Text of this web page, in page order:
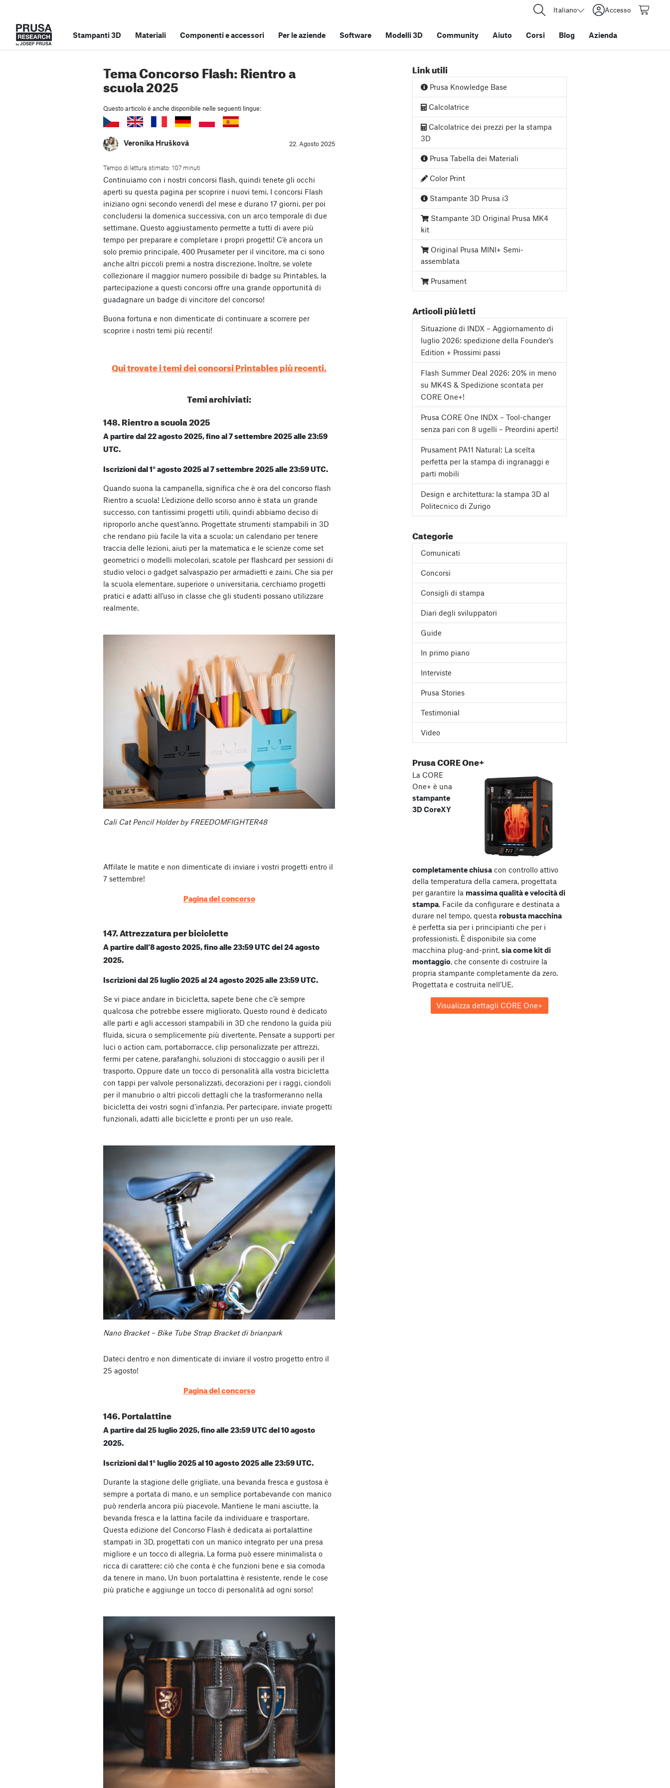
Italiano Accesso
Stampanti 3D Materiali Componenti e accessori Per le aziende Software Modelli 3D Community Aiuto Corsi Blog Azienda
Tema Concorso Flash: Rientro a
scuola 2025
Questo articolo è anche disponibile nelle seguenti lingue:
Veronika Hrušková 22. Agosto 2025
Tempo di lettura stimato: 107 minuti
Continuiamo con i nostri concorsi flash, quindi tenete gli occhi
aperti su questa pagina per scoprire i nuovi temi. I concorsi Flash
iniziano ogni secondo venerdì del mese e durano 17 giorni, per poi
concludersi la domenica successiva, con un arco temporale di due
settimane. Questo aggiustamento permette a tutti di avere più
tempo per preparare e completare i propri progetti! C’è ancora un
solo premio principale, 400 Prusameter per il vincitore, ma ci sono
anche altri piccoli premi a nostra discrezione. Inoltre, se volete
collezionare il maggior numero possibile di badge su Printables, la
partecipazione a questi concorsi offre una grande opportunità di
guadagnare un badge di vincitore del concorso!
Buona fortuna e non dimenticate di continuare a scorrere per
scoprire i nostri temi più recenti!
Qui trovate i temi dei concorsi Printables più recenti.
Temi archiviati:
148. Rientro a scuola 2025
A partire dal 22 agosto 2025, fino al 7 settembre 2025 alle 23:59
UTC.
Iscrizioni dal 1° agosto 2025 al 7 settembre 2025 alle 23:59 UTC.
Quando suona la campanella, significa che è ora del concorso flash
Rientro a scuola! L’edizione dello scorso anno è stata un grande
successo, con tantissimi progetti utili, quindi abbiamo deciso di
riproporlo anche quest’anno. Progettate strumenti stampabili in 3D
che rendano più facile la vita a scuola: un calendario per tenere
traccia delle lezioni, aiuti per la matematica e le scienze come set
geometrici o modelli molecolari, scatole per flashcard per sessioni di
studio veloci o gadget salvaspazio per armadietti e zaini. Che sia per
la scuola elementare, superiore o universitaria, cerchiamo progetti
pratici e adatti all’uso in classe che gli studenti possano utilizzare
realmente.
Cali Cat Pencil Holder by FREEDOMFIGHTER48
Affilate le matite e non dimenticate di inviare i vostri progetti entro il
7 settembre!
Pagina del concorso
147. Attrezzatura per biciclette
A partire dall’8 agosto 2025, fino alle 23:59 UTC del 24 agosto
2025.
Iscrizioni dal 25 luglio 2025 al 24 agosto 2025 alle 23:59 UTC.
Se vi piace andare in bicicletta, sapete bene che c’è sempre
qualcosa che potrebbe essere migliorato. Questo round è dedicato
alle parti e agli accessori stampabili in 3D che rendono la guida più
fluida, sicura o semplicemente più divertente. Pensate a supporti per
luci o action cam, portaborracce, clip personalizzate per attrezzi,
fermi per catene, parafanghi, soluzioni di stoccaggio o ausili per il
trasporto. Oppure date un tocco di personalità alla vostra bicicletta
con tappi per valvole personalizzati, decorazioni per i raggi, ciondoli
per il manubrio o altri piccoli dettagli che la trasformeranno nella
bicicletta dei vostri sogni d’infanzia. Per partecipare, inviate progetti
funzionali, adatti alle biciclette e pronti per un uso reale.
Nano Bracket – Bike Tube Strap Bracket di brianpark
Dateci dentro e non dimenticate di inviare il vostro progetto entro il
25 agosto!
Pagina del concorso
146. Portalattine
A partire dal 25 luglio 2025, fino alle 23:59 UTC del 10 agosto
2025.
Iscrizioni dal 1° luglio 2025 al 10 agosto 2025 alle 23:59 UTC.
Durante la stagione delle grigliate, una bevanda fresca e gustosa è
sempre a portata di mano, e un semplice portabevande con manico
può renderla ancora più piacevole. Mantiene le mani asciutte, la
bevanda fresca e la lattina facile da individuare e trasportare.
Questa edizione del Concorso Flash è dedicata ai portalattine
stampati in 3D, progettati con un manico integrato per una presa
migliore e un tocco di allegria. La forma può essere minimalista o
ricca di carattere: ciò che conta è che funzioni bene e sia comoda
da tenere in mano. Un buon portalattina è resistente, rende le cose
più pratiche e aggiunge un tocco di personalità ad ogni sorso!
Link utili
Prusa Knowledge Base
Calcolatrice
Calcolatrice dei prezzi per la stampa
3D
Prusa Tabella dei Materiali
Color Print
Stampante 3D Prusa i3
Stampante 3D Original Prusa MK4
kit
Original Prusa MINI+ Semi-
assemblata
Prusament
Articoli più letti
Situazione di INDX – Aggiornamento di
luglio 2026: spedizione della Founder’s
Edition + Prossimi passi
Flash Summer Deal 2026: 20% in meno
su MK4S & Spedizione scontata per
CORE One+!
Prusa CORE One INDX – Tool-changer
senza pari con 8 ugelli – Preordini aperti!
Prusament PA11 Natural: La scelta
perfetta per la stampa di ingranaggi e
parti mobili
Design e architettura: la stampa 3D al
Politecnico di Zurigo
Categorie
Comunicati
Concorsi
Consigli di stampa
Diari degli sviluppatori
Guide
In primo piano
Interviste
Prusa Stories
Testimonial
Video
Prusa CORE One+
La CORE
One+ è una
stampante
3D CoreXY
completamente chiusacon controllo attivo
della temperatura della camera, progettata
per garantire la massima qualità e velocità di
stampa. Facile da configurare e destinata a
durare nel tempo, questa robusta macchina
è perfetta sia per i principianti che per i
professionisti. È disponibile sia come
macchina plug-and-print, sia come kit di
montaggio, che consente di costruire la
propria stampante completamente da zero.
Progettata e costruita nell’UE.
Visualizza dettagli CORE One+